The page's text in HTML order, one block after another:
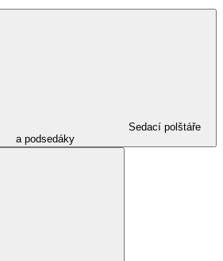
Sedací polštáře
a podsedáky